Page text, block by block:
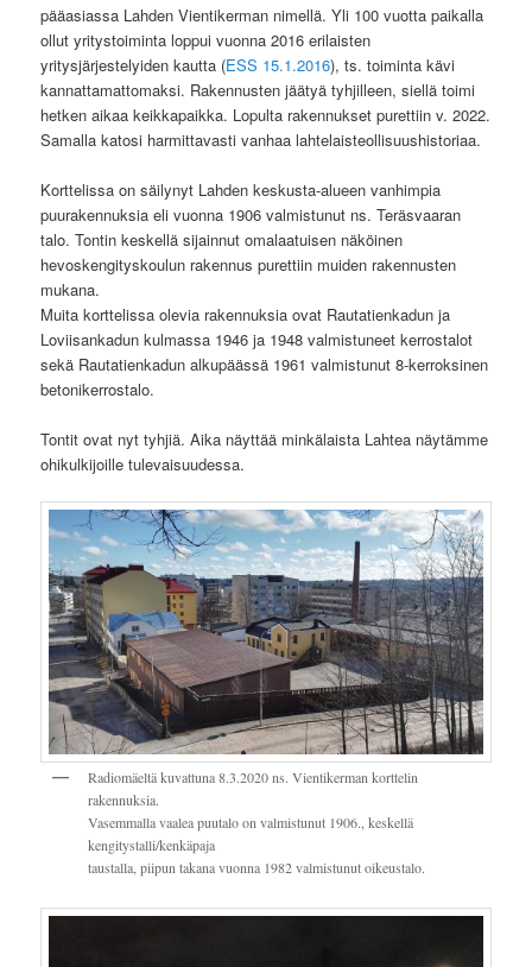
pääasiassa Lahden Vientikerman nimellä. Yli 100 vuotta paikalla
ollut yritystoiminta loppui vuonna 2016 erilaisten
yritysjärjestelyiden kautta (ESS 15.1.2016), ts. toiminta kävi
kannattamattomaksi. Rakennusten jäätyä tyhjilleen, siellä toimi
hetken aikaa keikkapaikka. Lopulta rakennukset purettiin v. 2022.
Samalla katosi harmittavasti vanhaa lahtelaisteollisuushistoriaa.
Korttelissa on säilynyt Lahden keskusta-alueen vanhimpia
puurakennuksia eli vuonna 1906 valmistunut ns. Teräsvaaran
talo. Tontin keskellä sijainnut omalaatuisen näköinen
hevoskengityskoulun rakennus purettiin muiden rakennusten
mukana.
Muita korttelissa olevia rakennuksia ovat Rautatienkadun ja
Loviisankadun kulmassa 1946 ja 1948 valmistuneet kerrostalot
sekä Rautatienkadun alkupäässä 1961 valmistunut 8-kerroksinen
betonikerrostalo.
Tontit ovat nyt tyhjiä. Aika näyttää minkälaista Lahtea näytämme
ohikulkijoille tulevaisuudessa.
Radiomäeltä kuvattuna 8.3.2020 ns. Vientikerman korttelin
rakennuksia.
Vasemmalla vaalea puutalo on valmistunut 1906., keskellä
kengitystalli/kenkäpaja
taustalla, piipun takana vuonna 1982 valmistunut oikeustalo.